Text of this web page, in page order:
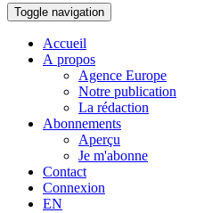
Toggle navigation
Accueil
A propos
Agence Europe
Notre publication
La rédaction
Abonnements
Aperçu
Je m'abonne
Contact
Connexion
EN